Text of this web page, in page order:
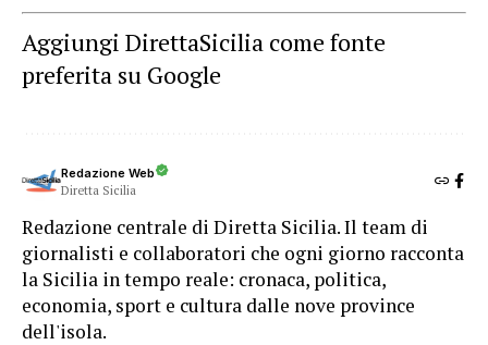
Aggiungi DirettaSicilia come fonte
preferita su Google
Redazione Web
Diretta Sicilia
Redazione centrale di Diretta Sicilia. Il team di
giornalisti e collaboratori che ogni giorno racconta
la Sicilia in tempo reale: cronaca, politica,
economia, sport e cultura dalle nove province
dell'isola.